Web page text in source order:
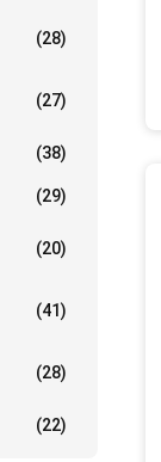
(28)
(27)
(38)
(29)
(20)
(41)
(28)
(22)